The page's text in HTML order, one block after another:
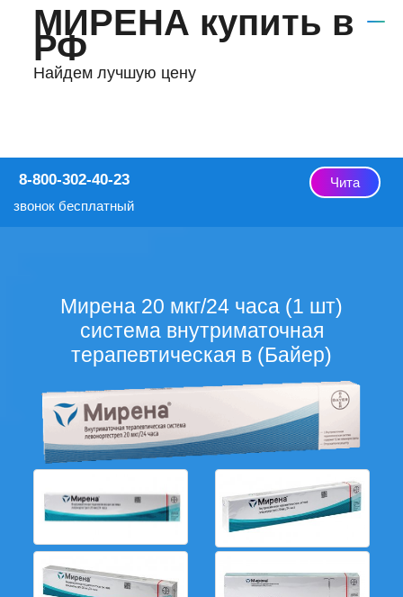
МИРЕНА купить в
РФ
Найдем лучшую цену
8-800-302-40-23
звонок бесплатный
Чита
Мирена 20 мкг/24 часа (1 шт)
система внутриматочная
терапевтическая в (Байер)